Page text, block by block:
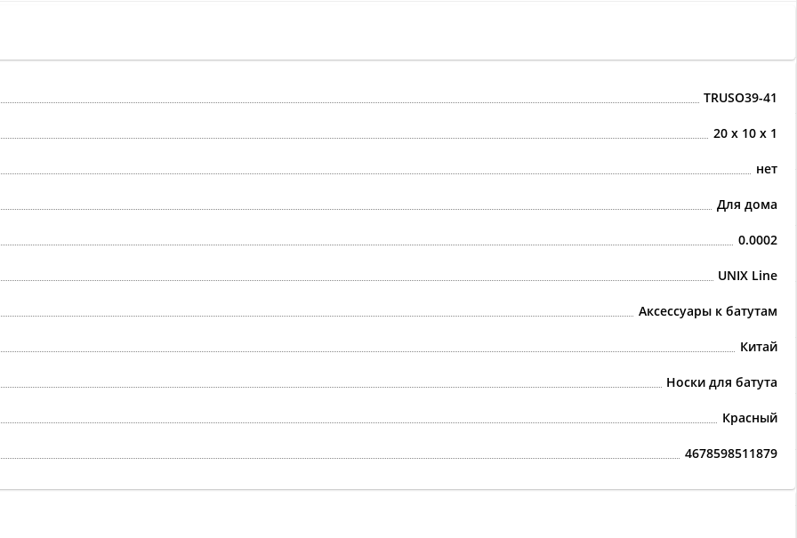
TRUSO39-41
20 x 10 x 1
нет
Для дома
0.0002
UNIX Line
Аксессуары к батутам
Китай
Носки для батута
Красный
4678598511879